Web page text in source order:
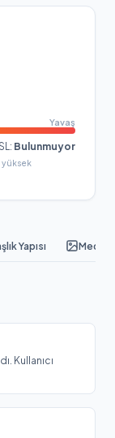
Yavaş
Bulunmuyor
yüksek
Yapısı Medya
Kullanıcı